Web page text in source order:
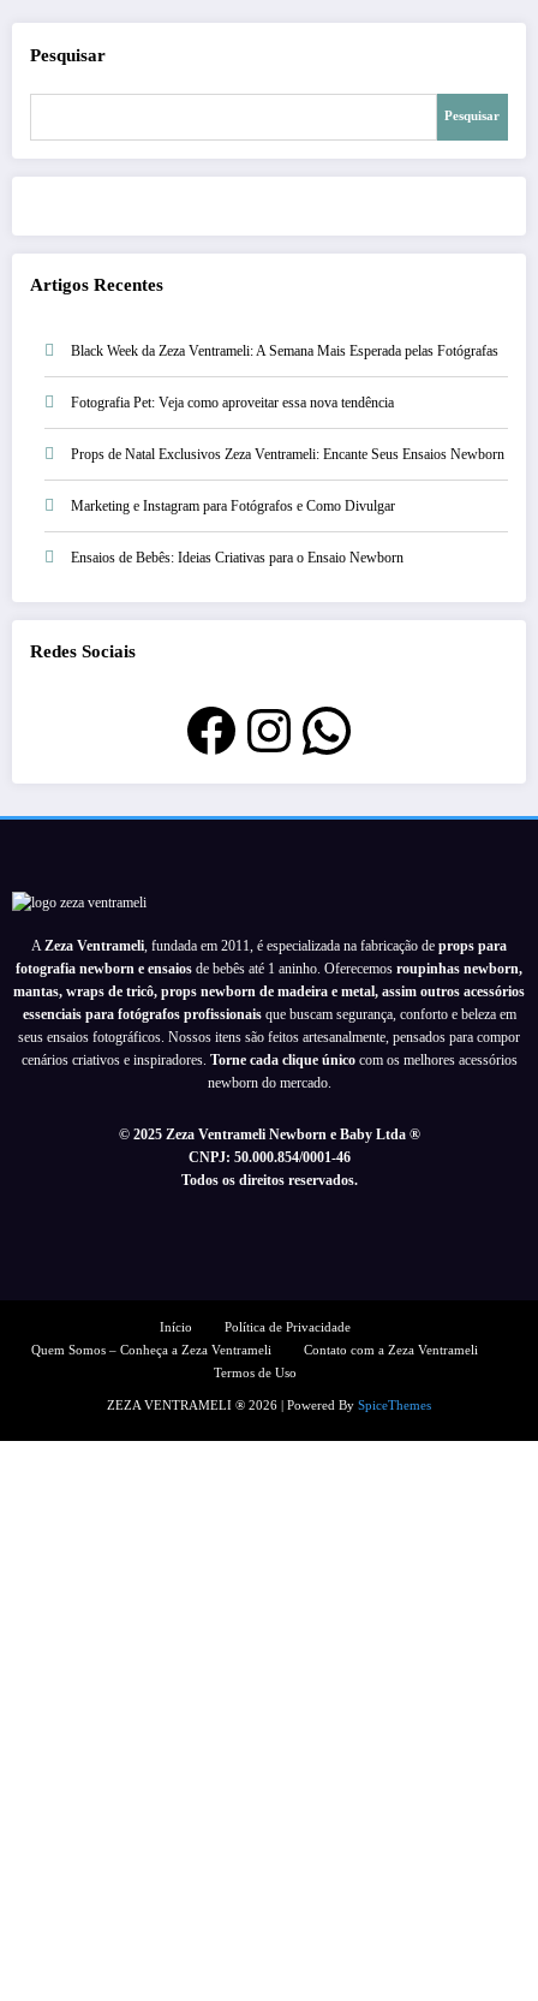
posts
Pesquisar
Pesquisar
Artigos Recentes
Black Week da Zeza Ventrameli: A Semana Mais Esperada pelas Fotógrafas
Fotografia Pet: Veja como aproveitar essa nova tendência
Props de Natal Exclusivos Zeza Ventrameli: Encante Seus Ensaios Newborn
Marketing e Instagram para Fotógrafos e Como Divulgar
Ensaios de Bebês: Ideias Criativas para o Ensaio Newborn
Redes Sociais
Facebook
Instagram
AZeza Ventrameli, fundada em 2011, é especializada na fabricação de props para
fotografia newborn e ensaios de bebês até 1 aninho. Oferecemos roupinhas newborn,
mantas, wraps de tricô, props newborn de madeira e metal, assim outros acessórios
essenciais para fotógrafos profissionaisque buscam segurança, conforto e beleza em
seus ensaios fotográficos. Nossos itens são feitos artesanalmente, pensados para compor
cenários criativos e inspiradores. Torne cada clique únicocom os melhores acessórios
newborn do mercado.
© 2025 Zeza Ventrameli Newborn e Baby Ltda ®
CNPJ: 50.000.854/0001-46
Todos os direitos reservados.
Início
Política de Privacidade
Quem Somos – Conheça a Zeza Ventrameli
Contato com a Zeza Ventrameli
Termos de Uso
ZEZA VENTRAMELI ® 2026 | Powered By SpiceThemes